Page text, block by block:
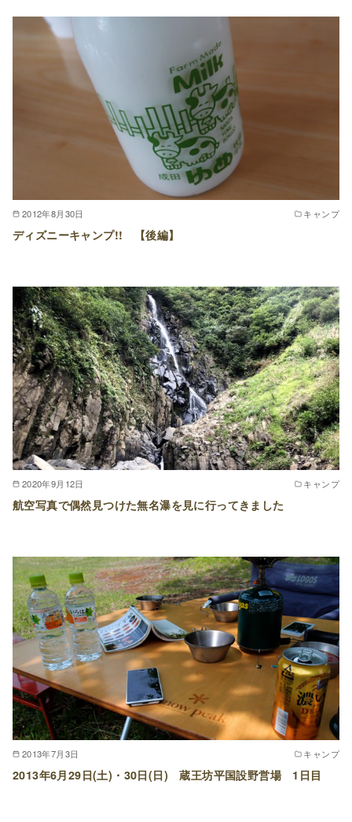
2012年8月30日 キャンプ
ディズニーキャンプ!! 【後編】
2020年9月12日 キャンプ
航空写真で偶然見つけた無名瀑を見に行ってきました
2013年7月3日 キャンプ
2013年6月29日(土)・30日(日) 蔵王坊平国設野営場 1日目